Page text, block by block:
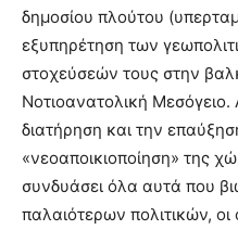
δημοσίου πλούτου
εξυπηρέτηση των
στοχεύσεών τους στην
Νοτιοανατολική
διατήρηση και την
«νεοαποικιοποίηση» της
συνδυάσει όλα αυτά που
παλαιότερων πολιτικών, οι